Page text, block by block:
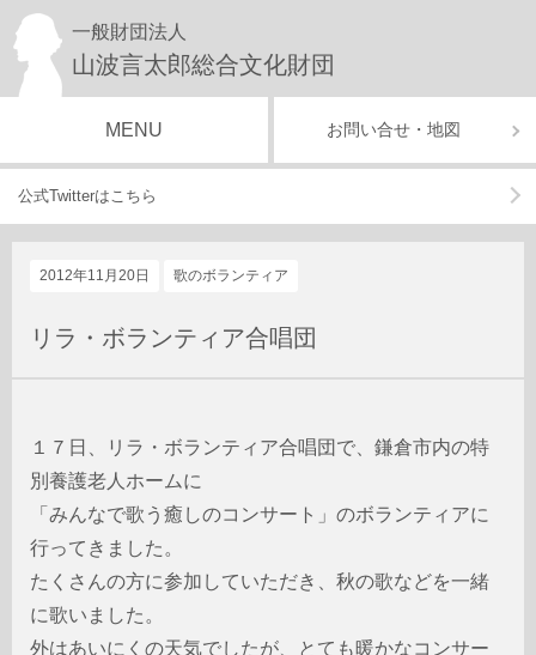
一般財団法人
山波言太郎総合文化財団
MENU お問い合せ・地図
公式Twitterはこちら
2012年11月20日 歌のボランティア
リラ・ボランティア合唱団
１７日、リラ・ボランティア合唱団で、鎌倉市内の特
別養護老人ホームに
「みんなで歌う癒しのコンサート」のボランティアに
行ってきました。
たくさんの方に参加していただき、秋の歌などを一緒
に歌いました。
外はあいにくの天気でしたが、とても暖かなコンサー